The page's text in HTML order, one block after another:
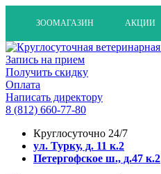
ЗООМАГАЗИН АКЦИИ
Запись на прием
Получить скидку
Оплата
Написать директору
8 (812) 660-77-80
Круглосуточно 24/7
ул. Турку, д. 11 к.2
Петергофское ш., д.47 к.2